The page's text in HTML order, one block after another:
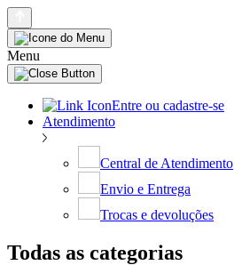
Menu
Entre ou cadastre-se
Atendimento
Central de Atendimento
Envio e Entrega
Trocas e devoluções
Todas as categorias